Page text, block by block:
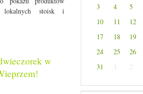
lokalnych stoisk i
w
3
4 5
10
11 12
17
18 19
24
25 26
31
1 2